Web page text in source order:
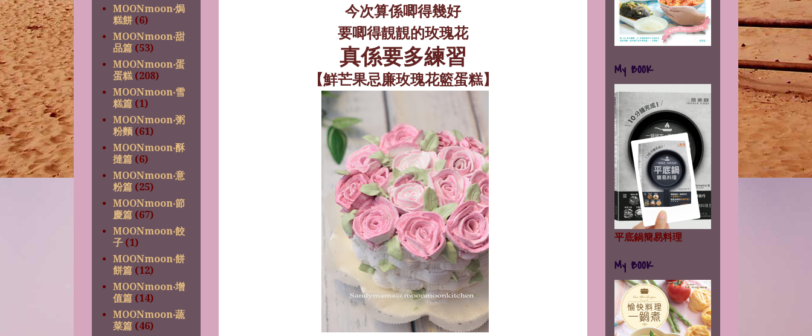
今次算係唧得幾好
要唧得靚靚的玫瑰花
真係要多練習
【鮮芒果忌廉玫瑰花籃蛋糕】
MOONmoon‧焗
糕餅 (6)
MOONmoon‧甜
品篇 (53)
MOONmoon‧蛋
蛋糕 (208)
MOONmoon‧雪
糕篇 (1)
MOONmoon‧粥
粉麵 (61)
MOONmoon‧酥
撻篇 (6)
MOONmoon‧意
粉篇 (25)
MOONmoon‧節
慶篇 (67)
MOONmoon‧餃
子 (1)
MOONmoon‧餅
餅篇 (12)
MOONmoon‧增
值篇 (14)
MOONmoon‧蔬
菜篇 (46)
My BOOK
平底鍋簡易料理
My BOOK